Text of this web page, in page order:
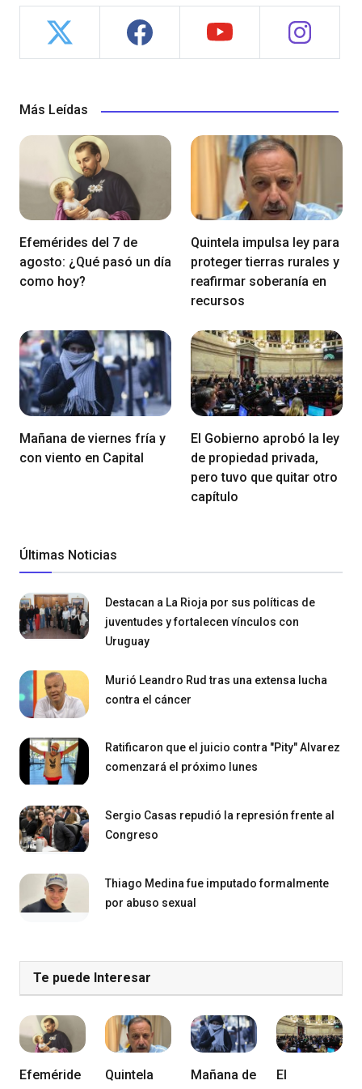
Más Leídas
Efemérides del 7 de
agosto: ¿Qué pasó un día
como hoy?
Quintela impulsa ley para
proteger tierras rurales y
reafirmar soberanía en
recursos
Mañana de viernes fría y
con viento en Capital
El Gobierno aprobó la ley
de propiedad privada,
pero tuvo que quitar otro
capítulo
Últimas Noticias
Destacan a La Rioja por sus políticas de
juventudes y fortalecen vínculos con
Uruguay
Murió Leandro Rud tras una extensa lucha
contra el cáncer
Ratificaron que el juicio contra "Pity" Alvarez
comenzará el próximo lunes
Sergio Casas repudió la represión frente al
Congreso
Thiago Medina fue imputado formalmente
por abuso sexual
Te puede Interesar
Efeméride
Quintela
Mañana de
El